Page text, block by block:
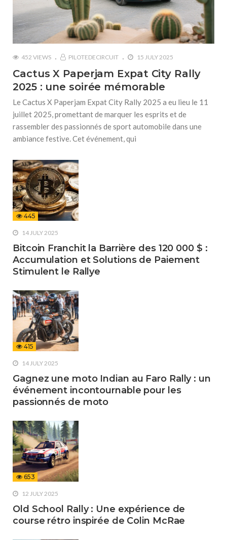
452 VIEWS PILOTEDECIRCUIT 15 JULY 2025
Cactus X Paperjam Expat City Rally
2025 : une soirée mémorable
Le Cactus X Paperjam Expat City Rally 2025 a eu lieu le 11
juillet 2025, promettant de marquer les esprits et de
rassembler des passionnés de sport automobile dans une
ambiance festive. Cet événement, qui
445
14 JULY 2025
Bitcoin Franchit la Barrière des 120 000 $ :
Accumulation et Solutions de Paiement
Stimulent le Rallye
415
14 JULY 2025
Gagnez une moto Indian au Faro Rally : un
événement incontournable pour les
passionnés de moto
653
12 JULY 2025
Old School Rally : Une expérience de
course rétro inspirée de Colin McRae